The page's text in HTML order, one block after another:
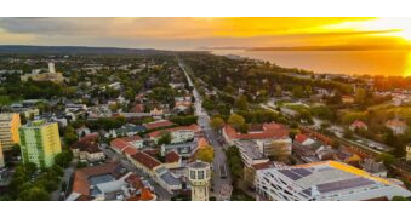
gasztronómiai fogásokkal és
koncertekkel.